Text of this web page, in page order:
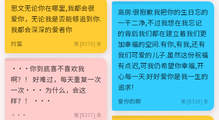
思文无论你在哪里,我都会很
爱你，无论我是否能够追到你.
我都会深深的爱者你
刘雷 第 [8379] 条
···你到底喜不喜欢我
啊？！ 好难过，每天重复一次
一次··· 为什么，会这
样？！ ···
··· 第 [8377] 条
高房:很抱歉我把你的生日忘的
一干二净,不过我想在我忘记
的背后我们都在建立着我们更
加幸福的空间.有你,有我,还有
我们可爱的儿子.虽然这份祝福
有点迟,可我仍希望你幸福,开
心每一天.好好爱你是我一生的
追求!
爱你的娜 第 [8319] 条